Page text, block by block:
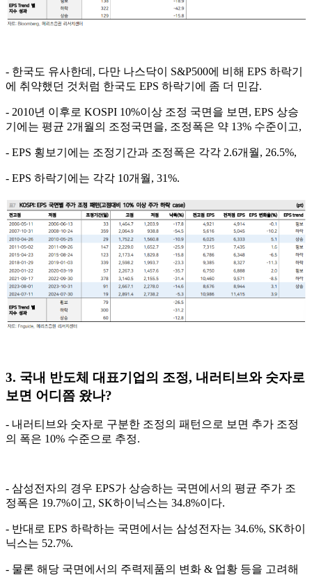
- 한국도 유사한데, 다만 나스닥이 S&P500에 비해 EPS 하락기
에 취약했던 것처럼 한국도 EPS 하락기에 좀 더 민감.
- 2010년 이후로 KOSPI 10%이상 조정 국면을 보면, EPS 상승
기에는 평균 2개월의 조정국면을, 조정폭은 약 13% 수준이고,
- EPS 횡보기에는 조정기간과 조정폭은 각각 2.6개월, 26.5%,
- EPS 하락기에는 각각 10개월, 31%.
3. 국내 반도체 대표기업의 조정, 내러티브와 숫자로
보면 어디쯤 왔나?
- 내러티브와 숫자로 구분한 조정의 패턴으로 보면 추가 조정
의 폭은 10% 수준으로 추정.
- 삼성전자의 경우 EPS가 상승하는 국면에서의 평균 주가 조
정폭은 19.7%이고, SK하이닉스는 34.8%이다.
- 반대로 EPS 하락하는 국면에서는 삼성전자는 34.6%, SK하이
닉스는 52.7%.
- 물론 해당 국면에서의 주력제품의 변화 & 업황 등을 고려해